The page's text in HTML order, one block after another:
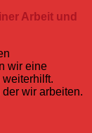
Arbeit und
wir eine
wir arbeiten.